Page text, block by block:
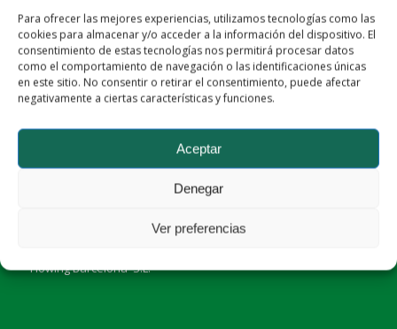
Para ofrecer las mejores experiencias, utilizamos tecnologías como las
cookies para almacenar y/o acceder a la información del dispositivo. El
consentimiento de estas tecnologías nos permitirá procesar datos
como el comportamiento de navegación o las identificaciones únicas
en este sitio. No consentir o retirar el consentimiento, puede afectar
negativamente a ciertas características y funciones.
Aceptar
Denegar
Ver preferencias
febrero 9, 2024
Flowing Barcelona S.L.